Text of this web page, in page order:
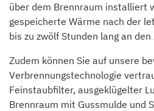
über dem Brennraum installiert
gespeicherte Wärme nach der
bis zu zwölf Stunden lang an
Zudem können Sie auf unsere
Verbrennungstechnologie
Feinstaubfilter, ausgeklügelter
Brennraum mit Gussmulde und